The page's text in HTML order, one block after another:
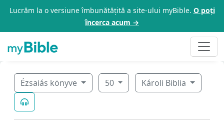
Lucrăm la o versiune îmbunătățită a site-ului myBible. O poți
încerca acum →
Ézsaiás könyve 50 Károli Biblia